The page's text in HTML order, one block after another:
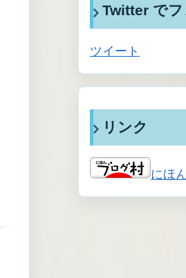
Twitter でフ
ツイート
リンク
にほ